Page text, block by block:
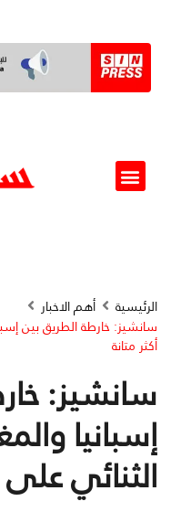
الرئيسية
أهم الاخبار
سانشيز: خارطة الطريق بين
أكثر متانة
سانشيز:
إسبانيا
الثنائي